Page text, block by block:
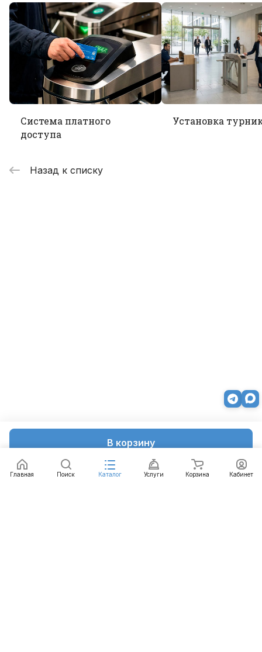
В корзину
Система платного
доступа
Установка
Назад к списку
Главная Поиск Каталог Услуги Корзина Кабинет